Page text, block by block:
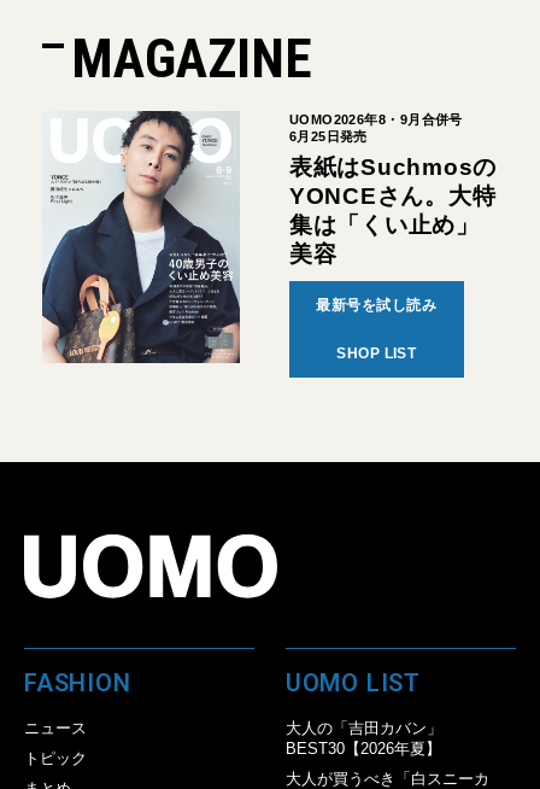
MAGAZINE
UOMO2026年8・9月合併号
6月25日発売
表紙はSuchmosの
YONCEさん。大特
集は「くい止め」
美容
最新号を試し読み
SHOP LIST
FASHION
ニュース
トピック
UOMO LIST
大人の「吉田カバン」
BEST30【2026年夏】
大人が買うべき「白スニーカ